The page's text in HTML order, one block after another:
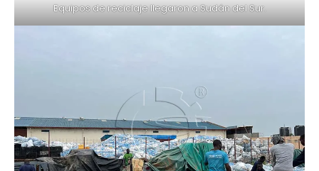
Equipos de reciclaje llegaron a Sudán del Sur.